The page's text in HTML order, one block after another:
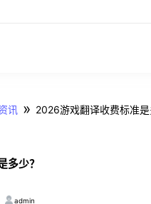
讯 » 2026游戏翻译收费标准是
多少？
admin